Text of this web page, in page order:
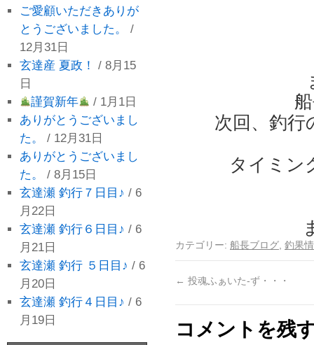
次回、釣
タイミン
カテゴリー: 船長ブログ 釣果
← 投魂ふぁいた‐ず・・・
コメントを残
ご愛顧いただきありが
とうございました。
/
12月31日
玄達産 夏政！
/ 8月15
日
謹賀新年
/ 1月1日
ありがとうございまし
た。
/ 12月31日
ありがとうございまし
た。
/ 8月15日
玄達瀬 釣行７日目♪ / 6
月22日
玄達瀬 釣行６日目♪ / 6
月21日
玄達瀬 釣行 ５日目♪ / 6
月20日
玄達瀬 釣行４日目♪ / 6
月19日